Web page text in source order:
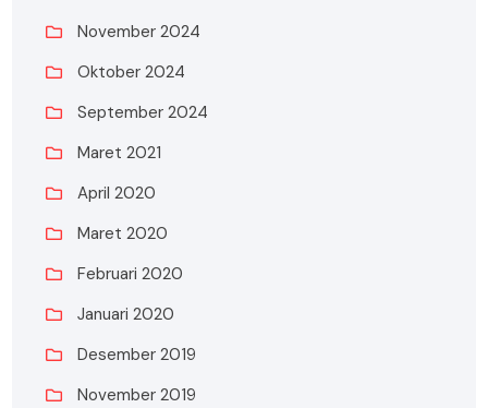
November 2024
Oktober 2024
September 2024
Maret 2021
April 2020
Maret 2020
Februari 2020
Januari 2020
Desember 2019
November 2019